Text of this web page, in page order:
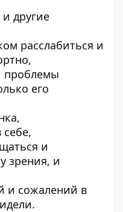
другие
расслабиться и
проблемы
его
себе,
и
зрения, и
и сожалений в